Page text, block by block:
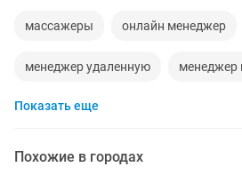
массажеры онлайн менеджер
менеджер удаленную менеджер
курсы менеджера
Показать еще
Похожие в городах